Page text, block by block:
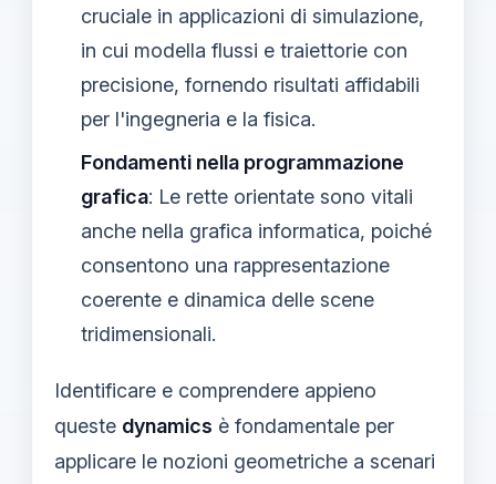
cruciale in applicazioni di simulazione,
in cui modella flussi e traiettorie con
precisione, fornendo risultati affidabili
per l'ingegneria e la fisica.
Fondamenti nella programmazione
grafica: Le rette orientate sono vitali
anche nella grafica informatica, poiché
consentono una rappresentazione
coerente e dinamica delle scene
tridimensionali.
Identificare e comprendere appieno
queste dynamics è fondamentale per
applicare le nozioni geometriche a scenari